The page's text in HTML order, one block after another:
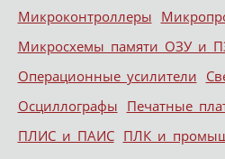
Микроконтроллеры
Микросхемы памяти ОЗУ и
Операционные усилители
Осциллографы Печатные
ПЛИС и ПАИС ПЛК и